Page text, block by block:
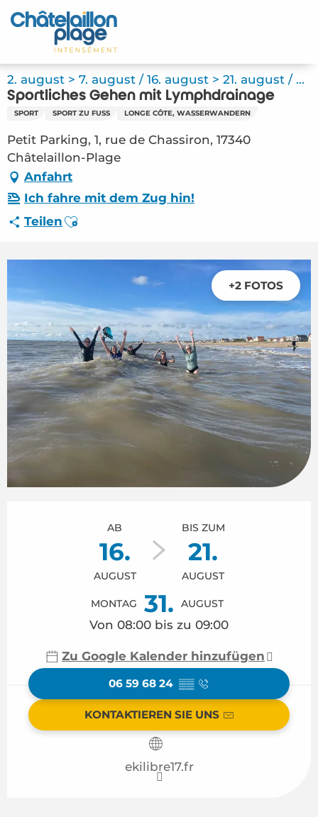
Aller
au
principal
Startseite - DE
Entdecken Sie
Aktivitäten
Zu leben
Treffpunkt
2. august > 7. august / 16. august > 21. august / ...
Sportliches Gehen mit Lymphdrainage
SPORT SPORT ZU FUSS LONGE CÔTE, WASSERWANDERN
Petit Parking, 1, rue de Chassiron, 17340
Châtelaillon-Plage
Anfahrt
Ich fahre mit dem Zug hin!
Teilen Ajouter aux favoris
+2 FOTOS
AB
16.
AUGUST
BIS ZUM
21.
AUGUST
MONTAG 31. AUGUST
Von 08:00 bis zu 09:00
Zu Google Kalender hinzufügen
06 59 68 24 ▒▒
KONTAKTIEREN SIE UNS
ekilibre17.fr